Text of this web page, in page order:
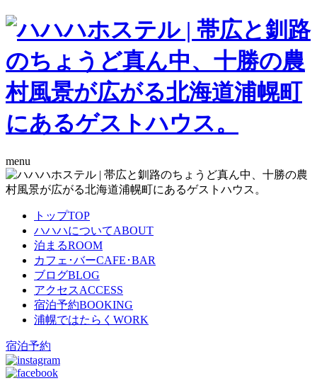
menu
トップTOP
ハハハについてABOUT
泊まるROOM
カフェ･バーCAFE･BAR
ブログBLOG
アクセスACCESS
宿泊予約BOOKING
浦幌ではたらく WORK
宿泊予約